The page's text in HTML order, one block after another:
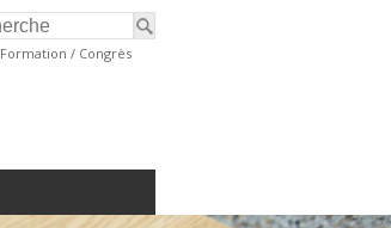
Formation / Congrès